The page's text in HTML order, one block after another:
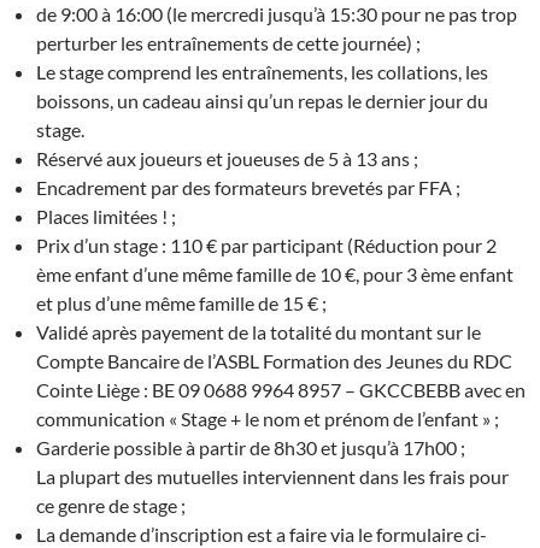
de 9:00 à 16:00 (le mercredi jusqu’à 15:30 pour ne pas trop
perturber les entraînements de cette journée) ;
Le stage comprend les entraînements, les collations, les
boissons, un cadeau ainsi qu’un repas le dernier jour du
stage.
Réservé aux joueurs et joueuses de 5 à 13 ans ;
Encadrement par des formateurs brevetés par FFA ;
Places limitées ! ;
Prix d’un stage : 110 € par participant (Réduction pour 2
ème enfant d’une même famille de 10 €, pour 3 ème enfant
et plus d’une même famille de 15 € ;
Validé après payement de la totalité du montant sur le
Compte Bancaire de l’ASBL Formation des Jeunes du RDC
Cointe Liège : BE 09 0688 9964 8957 – GKCCBEBB avec en
communication « Stage + le nom et prénom de l’enfant » ;
Garderie possible à partir de 8h30 et jusqu’à 17h00 ;
La plupart des mutuelles interviennent dans les frais pour
ce genre de stage ;
La demande d’inscription est a faire via le formulaire ci-